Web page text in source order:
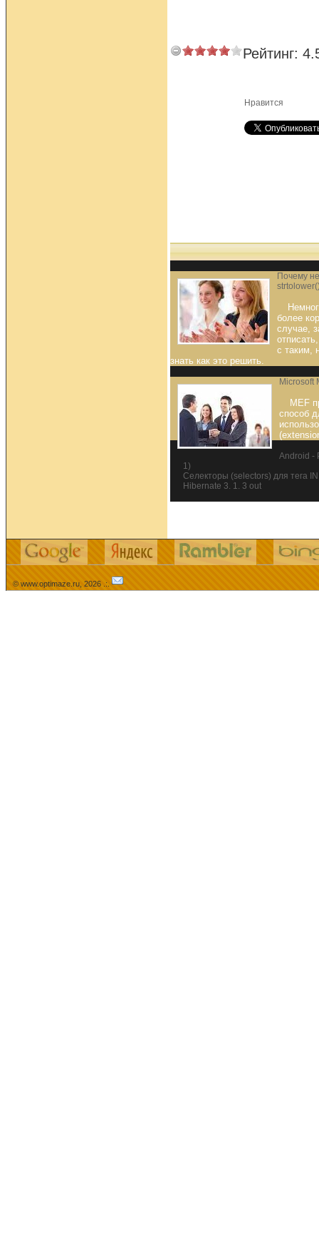
Рейтинг:
Нравится
Почему
более
случае,
с таким,
знать как это решить.
Microsoft
MEF
способ
Android -
1)
Селекторы (selectors) для тега
Hibernate 3. 1. 3 out
© www.optimaze.ru, 2026 .:.